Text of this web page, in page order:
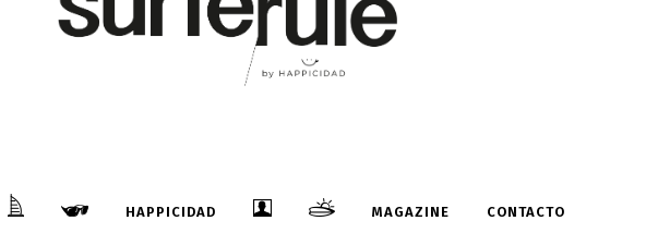
HAPPICIDAD MAGAZINE CONTACTO